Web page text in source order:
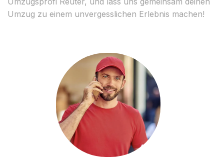
Umzug zu einem unvergesslichen Erlebnis machen!